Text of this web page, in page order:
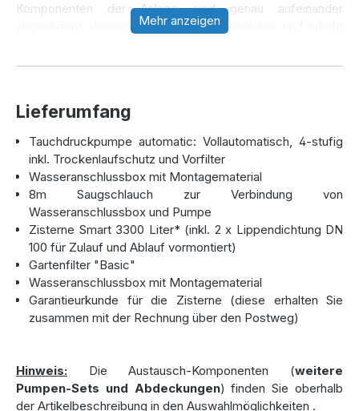
Komponenten der Anlage sind genau aufeinander
abgestimmt, dieses vereinfacht die Installation und erhöht
Die Zisterne Smart ist „made in germany“ und wird aus
statisch geprüft und der Hersteller gewährt eine Garantie**
von 25 Jahren (bei sachgerechtem Einbau). Das
Herstellungsverfahren des spannungsfreien Rotations-
Sinterns garantiert höchste Stabilität und Sicherheit. Zwei
Anschlussdichtungen DN 100 für Zulauf und Überlauf sind
bereits vormontiert. Zudem besitzt der Tank zwei
Anschlussstutzen die bei Bedarf (z.B. zum Verlegen der
Technikleitung) geöffnet werden können.
Der Gartenfilter Basic sorgt für eine optimale Qualität des
gesammelten Regenwassers. Laub und grober Schmutz
wird zuverlässig zurückgehalten. Wir bieten unseren
verfügen die Pumpen über einen Trockenlaufschutz und
sind für den Betrieb von Rasensprengern geeignet.
Mehr anzeigen
Lieferumfang
Tauchdruckpumpe automatic: Vollautomatisch, 4-stufig
inkl. Trockenlaufschutz und Vorfilter
Wasseranschlussbox mit Montagematerial
8m Saugschlauch zur Verbindung von
Wasseranschlussbox und Pumpe
Zisterne Smart 3300 Liter* (inkl. 2 x Lippendichtung DN
100 für Zulauf und Ablauf vormontiert)
Gartenfilter "Basic"
Wasseranschlussbox mit Montagematerial
Garantieurkunde für die Zisterne (diese erhalten Sie
zusammen mit der Rechnung über den Postweg)
Hinweis: Die Austausch-Komponenten (weitere
Pumpen-Sets und Abdeckungen) finden Sie oberhalb
der Artikelbeschreibung in den Auswahlmöglichkeiten .